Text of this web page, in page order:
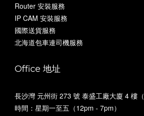
Router 安裝服務
IP CAM 安裝服務
國際送貨服務
北海道包車連司機服務
Office 地址
長沙灣 元州街 273 號 泰盛工廠大廈 4 樓（
時間：星期一至五（12pm - 7pm）